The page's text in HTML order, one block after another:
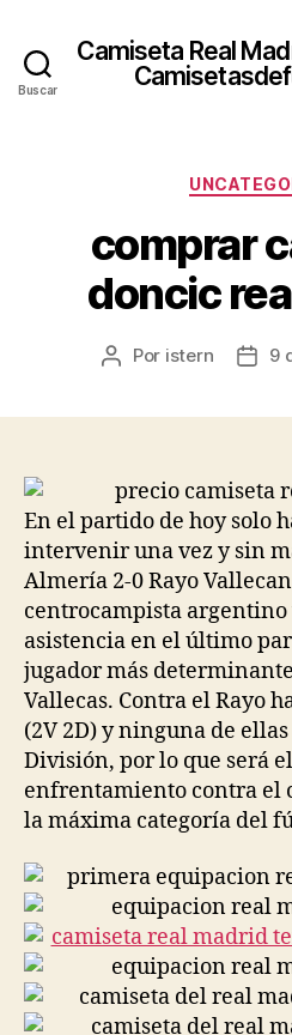
Buscar
Camiseta Real
comprar
doncic
Autor
Por istern 9
En el partido de hoy solo
intervenir una vez y sin
Almería 2-0 Rayo
centrocampista
asistencia en el último
jugador más
Vallecas. Contra el Rayo
(2V 2D) y ninguna de
División, por lo que será
enfrentamiento contra el
la máxima categoría del